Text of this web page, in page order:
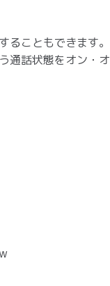
こともできます。
通話状態をオン・オ